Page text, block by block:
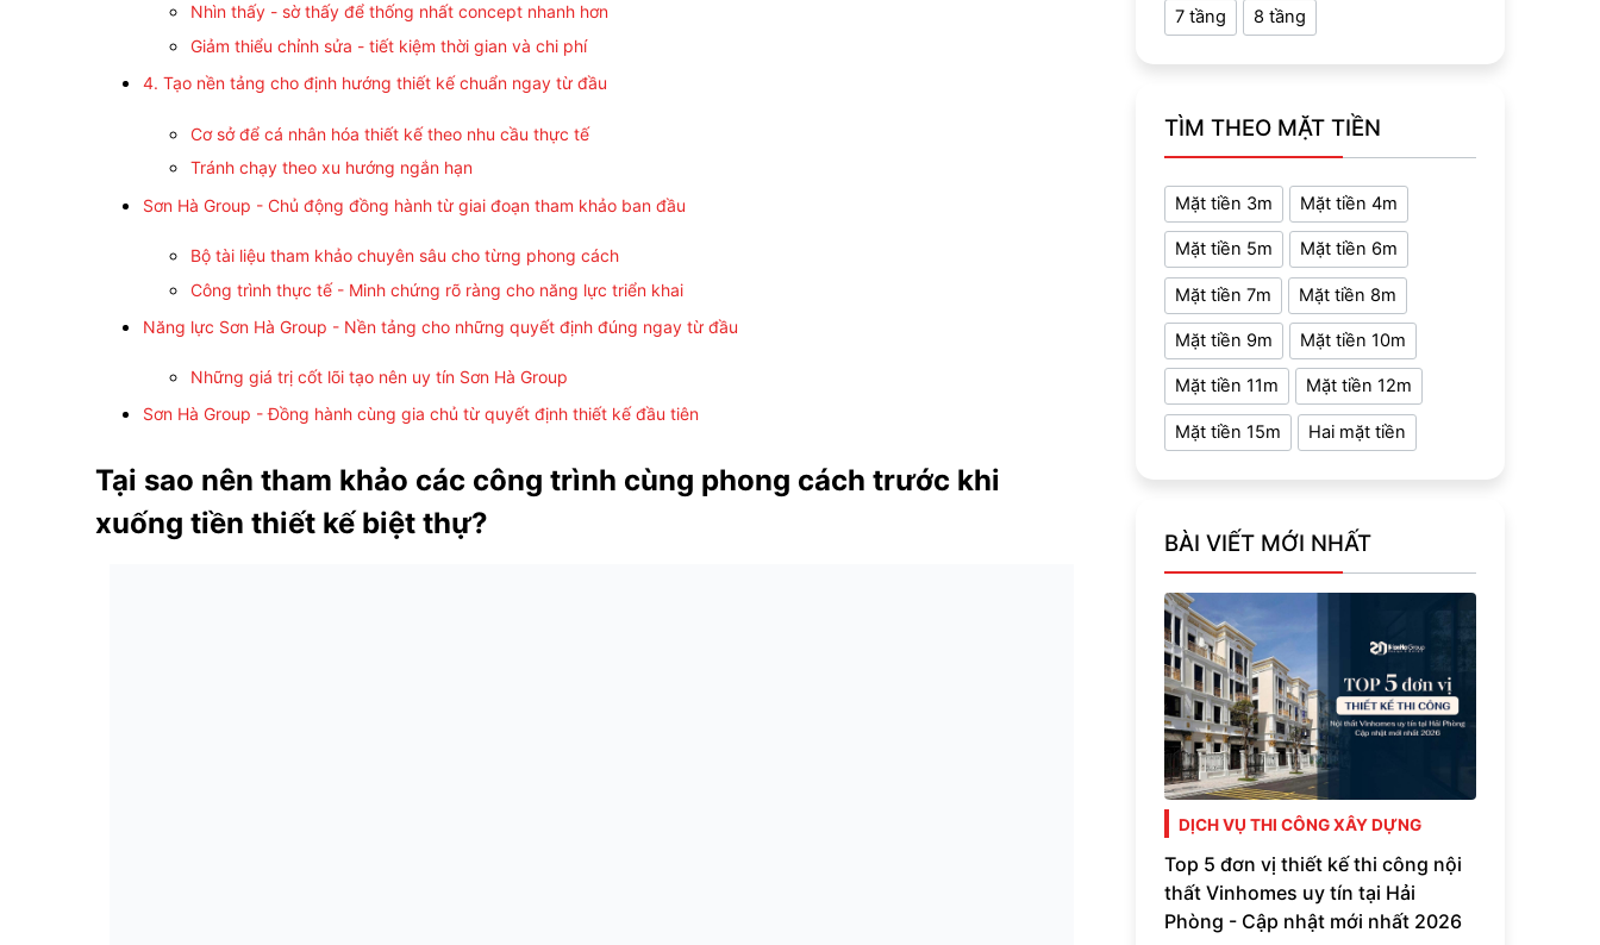
Nhìn thấy - sờ thấy để thống nhất concept nhanh hơn
Giảm thiểu chỉnh sửa - tiết kiệm thời gian và chi phí
4. Tạo nền tảng cho định hướng thiết kế chuẩn ngay từ đầu
Cơ sở để cá nhân hóa thiết kế theo nhu cầu thực tế
Tránh chạy theo xu hướng ngắn hạn
Sơn Hà Group - Chủ động đồng hành từ giai đoạn tham khảo ban đầu
Bộ tài liệu tham khảo chuyên sâu cho từng phong cách
Công trình thực tế - Minh chứng rõ ràng cho năng lực triển khai
Năng lực Sơn Hà Group - Nền tảng cho những quyết định đúng ngay từ đầu
Những giá trị cốt lõi tạo nên uy tín Sơn Hà Group
Sơn Hà Group - Đồng hành cùng gia chủ từ quyết định thiết kế đầu tiên
Tại sao nên tham khảo các công trình cùng phong cách trước khi
xuống tiền thiết kế biệt thự?
7 tầng 8 tầng
TÌM THEO MẶT TIỀN
Mặt tiền 3m Mặt tiền 4m
Mặt tiền 5m Mặt tiền 6m
Mặt tiền 7m Mặt tiền 8m
Mặt tiền 9m Mặt tiền 10m
Mặt tiền 11m Mặt tiền 12m
Mặt tiền 15m Hai mặt tiền
BÀI VIẾT MỚI NHẤT
DỊCH VỤ THI CÔNG XÂY DỰNG
Top 5 đơn vị thiết kế thi công nội
thất Vinhomes uy tín tại Hải
Phòng - Cập nhật mới nhất 2026